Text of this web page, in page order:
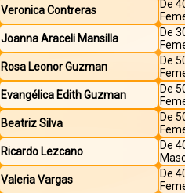
Veronica Contreras
De
Joanna Araceli Mansilla
De
Rosa Leonor Guzman
De
Evangélica Edith Guzman
De
Beatriz Silva
De
Ricardo Lezcano
De
Valeria Vargas
De